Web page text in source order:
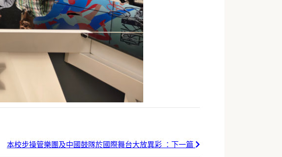
本校步操管樂團及中國鼓隊於國際舞台大放異彩 ：下一篇